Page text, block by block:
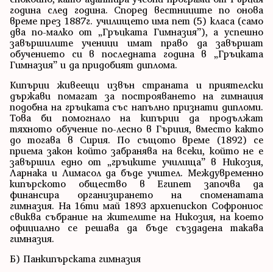
година след година. Според вестниците по онова
време през 1887г. училището има пет (5) класа (само
два по-малко от „Гръцката Гимназия”), а успешно
завършилите ученици имат право да завършат
обучението си в последната година в „Гръцката
Гимназия” и да придобият диплома.
Кипърци живеещи извън страната и приятелски
държави помагат за построяването на гимнация
подобна на гръцката със напълно признати дипломи.
Това би помогнало на кипърци да продължат
тяхното обучение по-лесно в Гърция, вместо както
до тогава в Сирия. По същото време (1892) се
приема закон който забранява на всеки, който не е
завършил едно от „гръцките училища” в Никозия,
Ларнака и Лимасол да бъде учител. Междувременно
кипърското общество в Египет започва да
финансира организирането на споменатата
гимназия. На 16ти май 1893 архиепископ Софрониос
свиква събрание на жителите на Никозия, на което
официално се решава да бъде създадена такава
гимназия.
Б) Панкипърската гимназия